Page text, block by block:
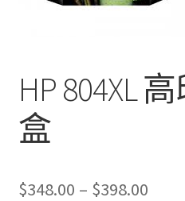
HP 804XL
盒
$348.00 – $398.00Price